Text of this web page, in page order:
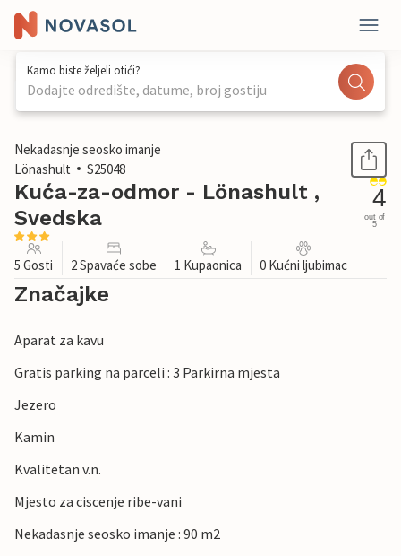
Kamo biste željeli otići?
Dodajte odredište, datume, broj gostiju
1 / 20
Nekadasnje seosko imanje
Lönashult
S25048
Kuća-za-odmor - Lönashult ,
Svedska
4
out of
5
5 Gosti 2 Spavaće sobe 1 Kupaonica 0 Kućni ljubimac
Značajke
Aparat za kavu
Gratis parking na parceli : 3 Parkirna mjesta
Jezero
Kamin
Kvalitetan v.n.
Mjesto za ciscenje ribe-vani
Nekadasnje seosko imanje : 90 m2